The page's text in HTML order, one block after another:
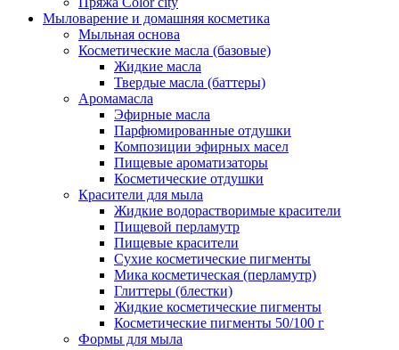
Мыловарение и домашняя косметика
Мыльная основа
Косметические масла (базовые)
Жидкие масла
Твердые масла (баттеры)
Аромамасла
Эфирные масла
Парфюмированные отдушки
Композиции эфирных масел
Пищевые ароматизаторы
Косметические отдушки
Красители для мыла
Жидкие водорастворимые красители
Пищевой перламутр
Пищевые красители
Сухие косметические пигменты
Мика косметическая (перламутр)
Глиттеры (блестки)
Жидкие косметические пигменты
Косметические пигменты 50/100 г
Формы для мыла